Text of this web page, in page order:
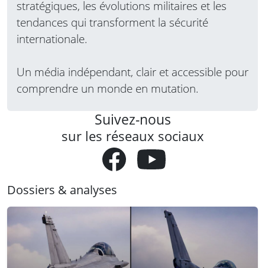
stratégiques, les évolutions militaires et les
tendances qui transforment la sécurité
internationale.
Un média indépendant, clair et accessible pour
comprendre un monde en mutation.
Suivez-nous
sur les réseaux sociaux
Dossiers & analyses